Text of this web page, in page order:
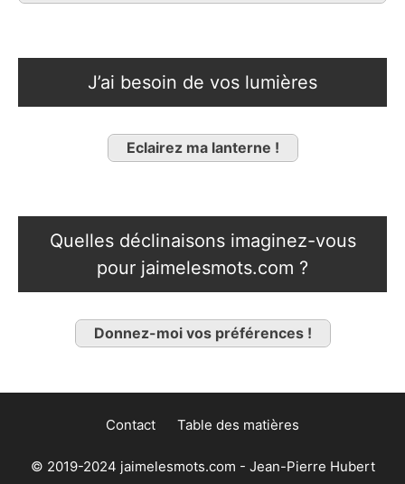
J’ai besoin de vos lumières
Eclairez ma lanterne !
Quelles déclinaisons imaginez-vous
pour jaimelesmots.com ?
Donnez-moi vos préférences !
Contact Table des matières
© 2019-2024 jaimelesmots.com - Jean-Pierre Hubert